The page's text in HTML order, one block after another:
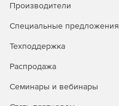
Производители
Специальные предложения
Техподдержка
Распродажа
Семинары и вебинары